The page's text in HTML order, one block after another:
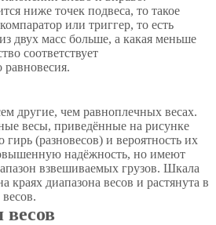
ниже точек подвеса, то такое
или триггер, то есть
двух масс больше, а какая меньше
соответствует
другие, чем равноплечных весах.
весы, приведённые на рисунке
(разновесов) и вероятность их
надёжность, но имеют
взвешиваемых грузов. Шкала
краях диапазона весов и растянута в